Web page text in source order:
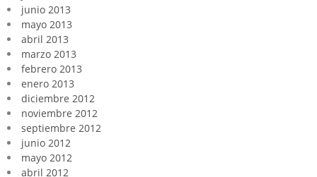
junio 2013
mayo 2013
abril 2013
marzo 2013
febrero 2013
enero 2013
diciembre 2012
noviembre 2012
septiembre 2012
junio 2012
mayo 2012
abril 2012